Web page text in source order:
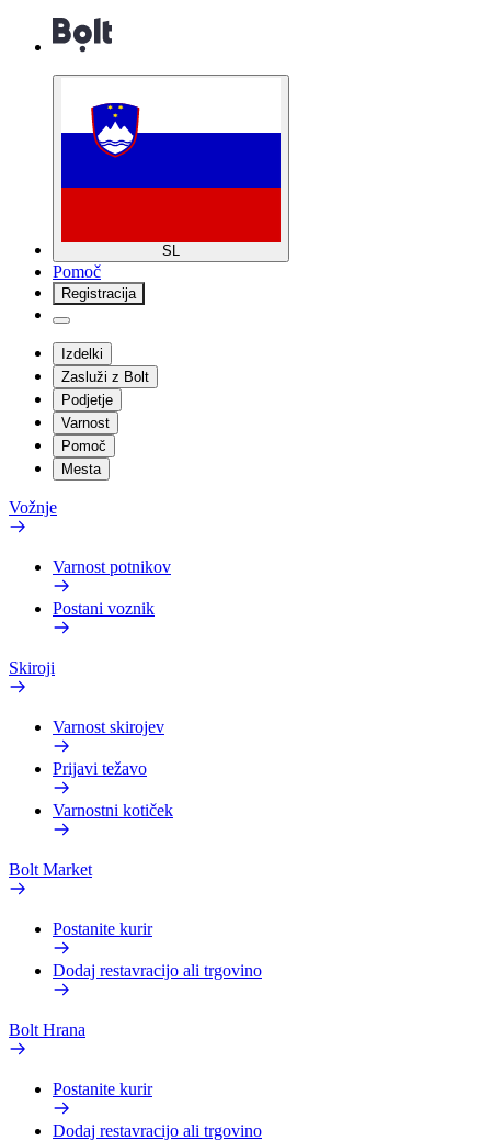
SL
Pomoč
Registracija
Izdelki
Zasluži z Bolt
Podjetje
Varnost
Pomoč
Mesta
Vožnje
Varnost potnikov
Postani voznik
Skiroji
Varnost skirojev
Prijavi težavo
Varnostni kotiček
Bolt Market
Postanite kurir
Dodaj restavracijo ali trgovino
Bolt Hrana
Postanite kurir
Dodaj restavracijo ali trgovino